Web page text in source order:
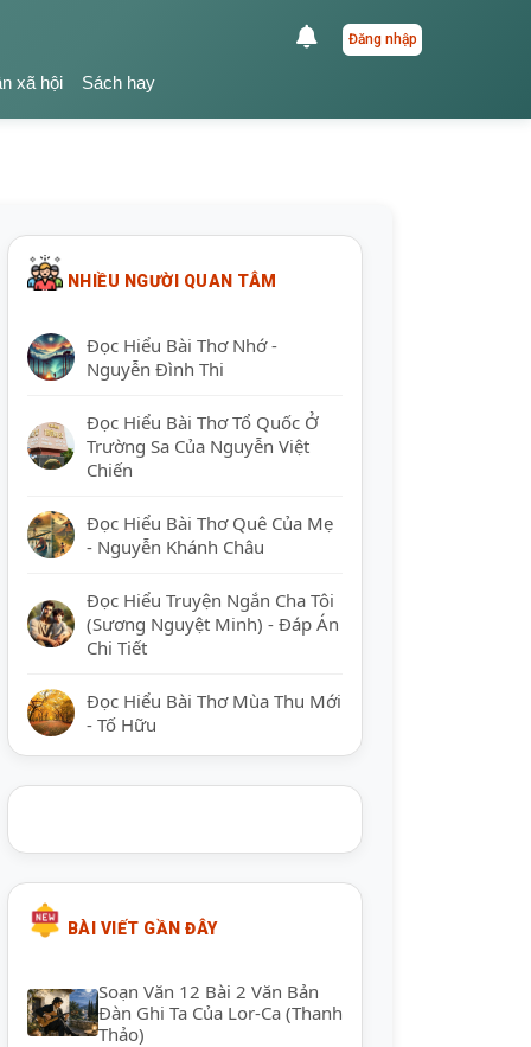
Đăng nhập
xã hội Sách hay
NHIỀU NGƯỜI QUAN TÂM
Đọc Hiểu Bài Thơ Nhớ -
Nguyễn Đình Thi
Đọc Hiểu Bài Thơ Tổ Quốc Ở
Trường Sa Của Nguyễn Việt
Chiến
Đọc Hiểu Bài Thơ Quê Của Mẹ
- Nguyễn Khánh Châu
Đọc Hiểu Truyện Ngắn Cha Tôi
(Sương Nguyệt Minh) - Đáp Án
Chi Tiết
Đọc Hiểu Bài Thơ Mùa Thu Mới
- Tố Hữu
BÀI VIẾT GẦN ĐÂY
Soạn Văn 12 Bài 2 Văn Bản
Đàn Ghi Ta Của Lor-Ca (Thanh
Thảo)